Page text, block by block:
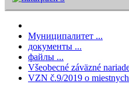
Муниципалитет ...
документы ...
файлы ...
Všeobecné záväzné
VZN č.9/2019 o